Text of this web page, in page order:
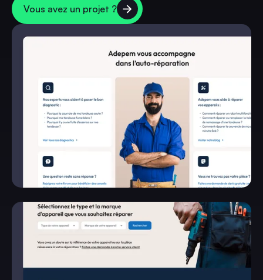
Vous avez un projet ?